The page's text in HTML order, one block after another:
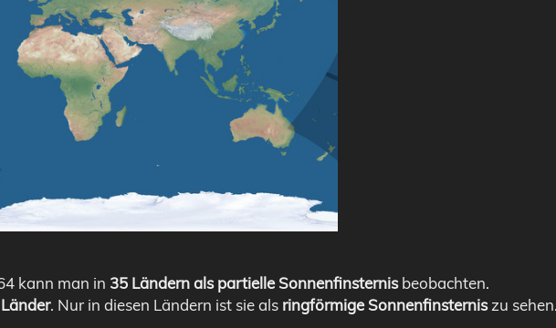
kann man in 35 Ländern als partielle Sonnenfinsternisbeobachten.
. Nur in diesen Ländern ist sie als ringförmige Sonnenfinsterniszu